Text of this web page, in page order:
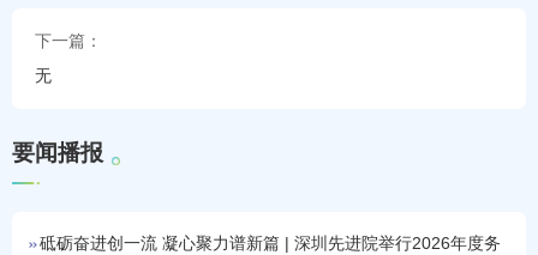
下一篇：
无
要闻播报
砥砺奋进创一流 凝心聚力谱新篇 | 深圳先进院举行2026年度务